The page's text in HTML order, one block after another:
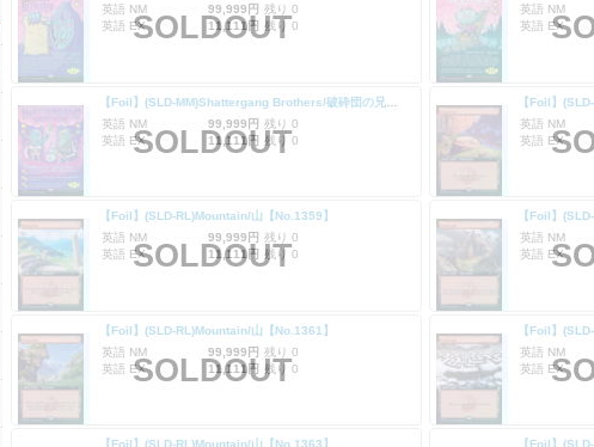
英語 NM
99,999円 残り 0
英語 EX
11,111円 残り 0
SOLDOUT
英語 NM
英語 EX
英語 NM
99,999円 残り 0
英語 EX
11,111円 残り 0
SOLDOUT
【Foil】
英語 NM
英語 EX
【Foil】(SLD-RL)Mountain/山【No.1359】
英語 NM
99,999円 残り 0
英語 EX
11,111円 残り 0
SOLDOUT
【Foil】
英語 NM
英語 EX
【Foil】(SLD-RL)Mountain/山【No.1361】
英語 NM
99,999円 残り 0
英語 EX
11,111円 残り 0
SOLDOUT
【Foil】
英語 NM
英語 EX